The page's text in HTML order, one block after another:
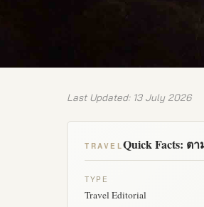
Last Updated: 13 July 2026
TRAVELQuick Facts: ต
TYPE
Travel Editorial